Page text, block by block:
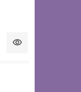
visibility